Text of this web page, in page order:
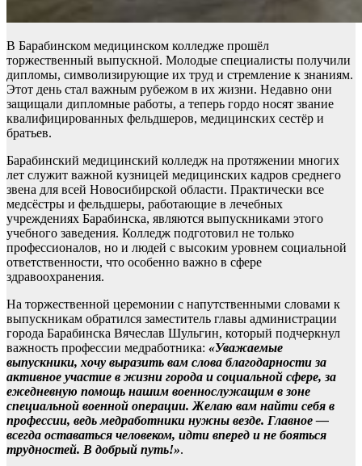
В Барабинском медицинском колледже прошёл
торжественный выпускной. Молодые специалисты получили
дипломы, символизирующие их труд и стремление к знаниям.
Этот день стал важным рубежом в их жизни. Недавно они
защищали дипломные работы, а теперь гордо носят звание
квалифицированных фельдшеров, медицинских сестёр и
братьев.
Барабинский медицинский колледж на протяжении многих
лет служит важной кузницей медицинских кадров среднего
звена для всей Новосибирской области. Практически все
медсёстры и фельдшеры, работающие в лечебных
учреждениях Барабинска, являются выпускниками этого
учебного заведения. Колледж подготовил не только
профессионалов, но и людей с высоким уровнем социальной
ответственности, что особенно важно в сфере
здравоохранения.
На торжественной церемонии с напутственными словами к
выпускникам обратился заместитель главы администрации
города Барабинска Вячеслав Шульгин, который подчеркнул
важность профессии медработника: «Уважаемые
выпускники, хочу выразить вам слова благодарности за
активное участие в жизни города и социальной сфере, за
ежедневную помощь нашим военнослужащим в зоне
специальной военной операции. Желаю вам найти себя в
профессии, ведь медработники нужны везде. Главное —
всегда оставаться человеком, идти вперед и не бояться
трудностей. В добрый путь!».